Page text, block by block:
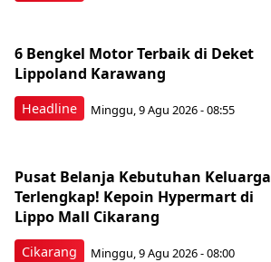
Headline
6 Bengkel Motor Terbaik di Deket
Lippoland Karawang
Minggu, 9 Agu 2026 - 08:55
Cikarang
Pusat Belanja Kebutuhan Keluarga
Terlengkap! Kepoin Hypermart di
Lippo Mall Cikarang
Minggu, 9 Agu 2026 - 08:00